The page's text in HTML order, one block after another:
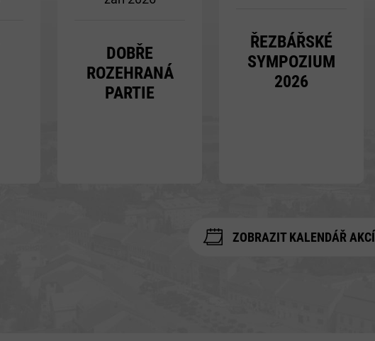
DOBŘE
ROZEHRANÁ
PARTIE
ŘEZBÁŘSKÉ
SYMPOZIUM
2026
ZOBRAZIT KALENDÁŘ AKCÍ